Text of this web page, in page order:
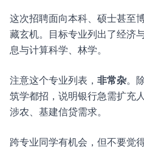
这次招聘面向本科、硕士甚至
藏玄机。目标专业列出了经济
息与计算科学、林学。
注意这个专业列表， 非常杂。
筑学都招，说明银行急需扩充
涉农、基建信贷需求。
跨专业同学有机会，但不要觉